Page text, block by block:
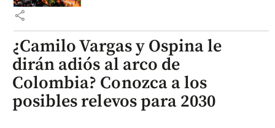
share
¿Camilo Vargas y Ospina le
dirán adiós al arco de
Colombia? Conozca a los
posibles relevos para 2030